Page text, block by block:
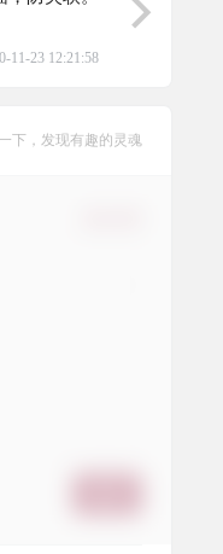
11-23 12:21:58
下，发现有趣的灵魂